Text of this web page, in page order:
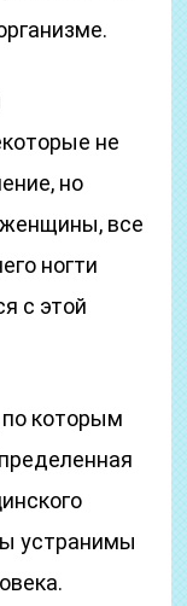
не
но
все
ногти
с этой
по которым
устранимы